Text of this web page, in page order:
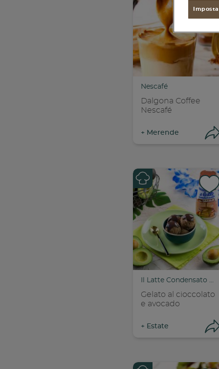
found
Nescafé
Dalgona Coffee
Nescafé
+ Merende
Il Latte Condensato Nestlé
Gelato al cioccolato
e avocado
+ Estate